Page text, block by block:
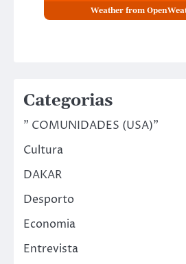
Weather from
Categorias
" COMUNIDADES (USA)"
Cultura
DAKAR
Desporto
Economia
Entrevista